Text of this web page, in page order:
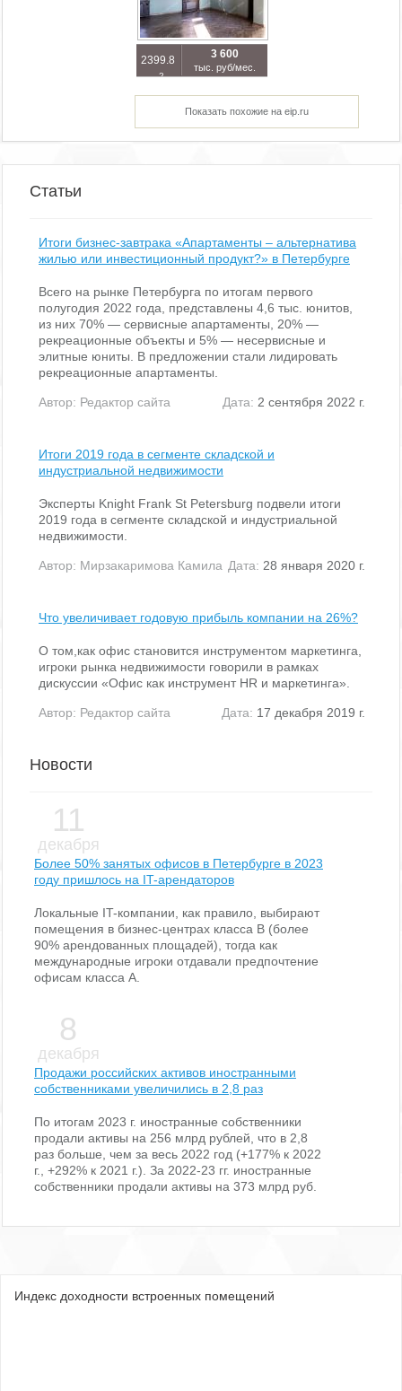
Индекс доходности встроенных помещений
2399.8
м2
3 600
тыс. руб/мес.
Показать похожие на eip.ru
Статьи
Итоги бизнес-завтрака «Апартаменты – альтернатива
жилью или инвестиционный продукт?» в Петербурге
Всего на рынке Петербурга по итогам первого
полугодия 2022 года, представлены 4,6 тыс. юнитов,
из них 70% — сервисные апартаменты, 20% —
рекреационные объекты и 5% — несервисные и
элитные юниты. В предложении стали лидировать
рекреационные апартаменты.
Автор: Редактор сайта Дата: 2 сентября 2022 г.
Итоги 2019 года в сегменте складской и
индустриальной недвижимости
Эксперты Knight Frank St Petersburg подвели итоги
2019 года в сегменте складской и индустриальной
недвижимости.
Автор: Мирзакаримова Камила Дата: 28 января 2020 г.
Что увеличивает годовую прибыль компании на 26%?
О том,как офис становится инструментом маркетинга,
игроки рынка недвижимости говорили в рамках
дискуссии «Офис как инструмент HR и маркетинга».
Автор: Редактор сайта Дата: 17 декабря 2019 г.
Новости
11
декабря
Более 50% занятых офисов в Петербурге в 2023
году пришлось на IT-арендаторов
Локальные IT-компании, как правило, выбирают
помещения в бизнес-центрах класса В (более
90% арендованных площадей), тогда как
международные игроки отдавали предпочтение
офисам класса А.
8
декабря
Продажи российских активов иностранными
собственниками увеличились в 2,8 раз
По итогам 2023 г. иностранные собственники
продали активы на 256 млрд рублей, что в 2,8
раз больше, чем за весь 2022 год (+177% к 2022
г., +292% к 2021 г.). За 2022-23 гг. иностранные
собственники продали активы на 373 млрд руб.